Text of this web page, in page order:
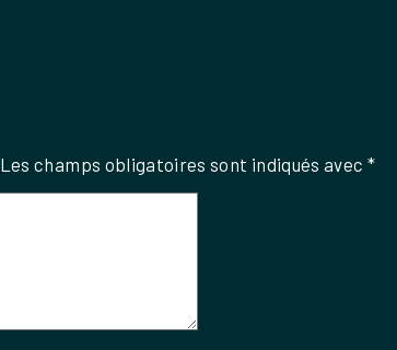
Les champs obligatoires sont indiqués avec *